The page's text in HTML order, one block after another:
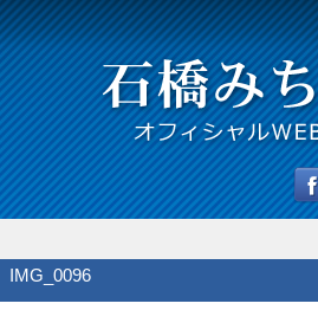
Skip to content
IMG_0096